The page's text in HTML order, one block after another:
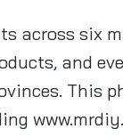
across six
and
This